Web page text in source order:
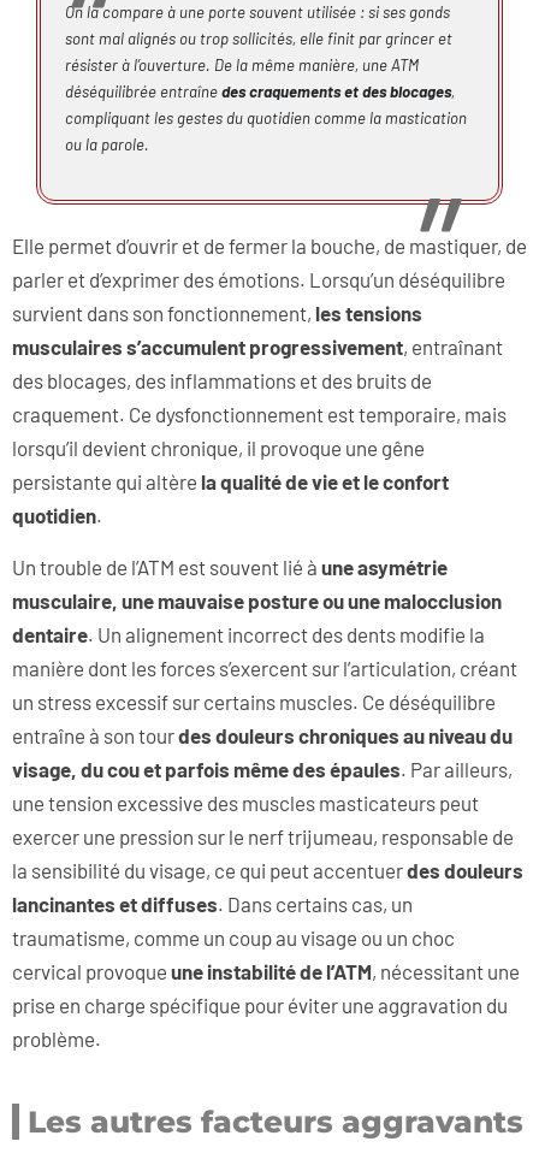
On la compare à une porte souvent utilisée : si ses gonds
sont mal alignés ou trop sollicités, elle finit par grincer et
résister à l’ouverture. De la même manière, une ATM
déséquilibrée entraînedes craquements et des blocages,
compliquant les gestes du quotidien comme la mastication
ou la parole.
Elle permet d’ouvrir et de fermer la bouche, de mastiquer, de
parler et d’exprimer des émotions. Lorsqu’un déséquilibre
survient dans son fonctionnement, les tensions
musculaires s’accumulent progressivement, entraînant
des blocages, des inflammations et des bruits de
craquement. Ce dysfonctionnement est temporaire, mais
lorsqu’il devient chronique, il provoque une gêne
persistante qui altère la qualité de vie et le confort
quotidien.
Un trouble de l’ATM est souvent lié à une asymétrie
musculaire, une mauvaise posture ou une malocclusion
dentaire. Un alignement incorrect des dents modifie la
manière dont les forces s’exercent sur l’articulation, créant
un stress excessif sur certains muscles. Ce déséquilibre
entraîne à son tourdes douleurs chroniques au niveau du
visage, du cou et parfois même des épaules. Par ailleurs,
une tension excessive des muscles masticateurs peut
exercer une pression sur le nerf trijumeau, responsable de
la sensibilité du visage, ce qui peut accentuerdes douleurs
lancinantes et diffuses. Dans certains cas, un
traumatisme, comme un coup au visage ou un choc
cervical provoque une instabilité de l’ATM, nécessitant une
prise en charge spécifique pour éviter une aggravation du
problème.
Les autres facteurs aggravants